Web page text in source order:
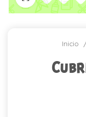
Inicio